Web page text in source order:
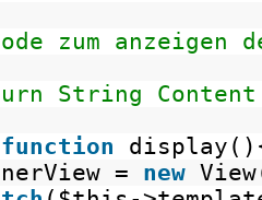
zum anzeigen
String Content
function
= new